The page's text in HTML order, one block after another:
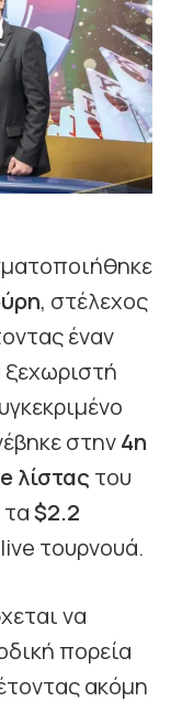
, στέλεχος
έναν
ξεχωριστή
στην4η
λίστας του
$2.2
τουρνουά.
να
πορεία
ακόμη